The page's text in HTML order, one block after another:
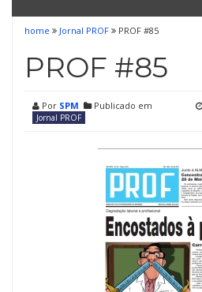
home Jornal PROF PROF #85
PROF #85
Por SPM Publicado em
Jornal PROF